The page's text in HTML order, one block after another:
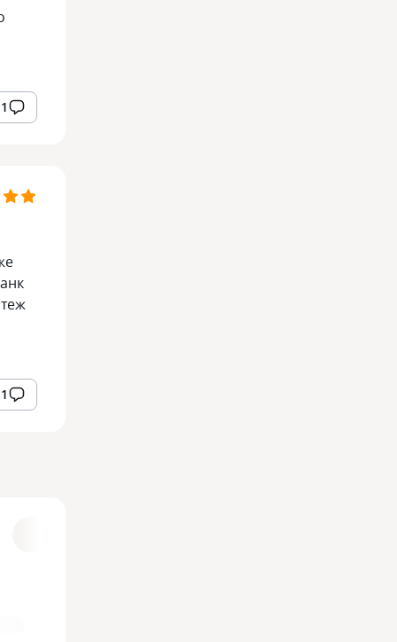
1
1